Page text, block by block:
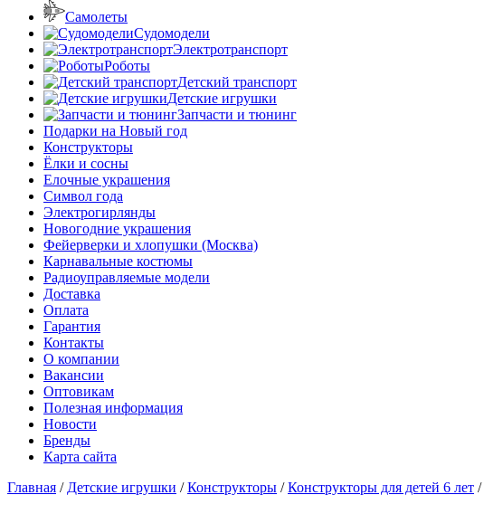
Самолеты
Судомодели
Электротранспорт
Роботы
Детский транспорт
Детские игрушки
Запчасти и тюнинг
Подарки на Новый год
Конструкторы
Ёлки и сосны
Елочные украшения
Символ года
Электрогирлянды
Новогодние украшения
Фейерверки и хлопушки (Москва)
Карнавальные костюмы
Радиоуправляемые модели
Доставка
Оплата
Гарантия
Контакты
О компании
Вакансии
Оптовикам
Полезная информация
Новости
Бренды
Карта сайта
Главная / Детские игрушки /Конструкторы /Конструкторы для детей 6 лет /